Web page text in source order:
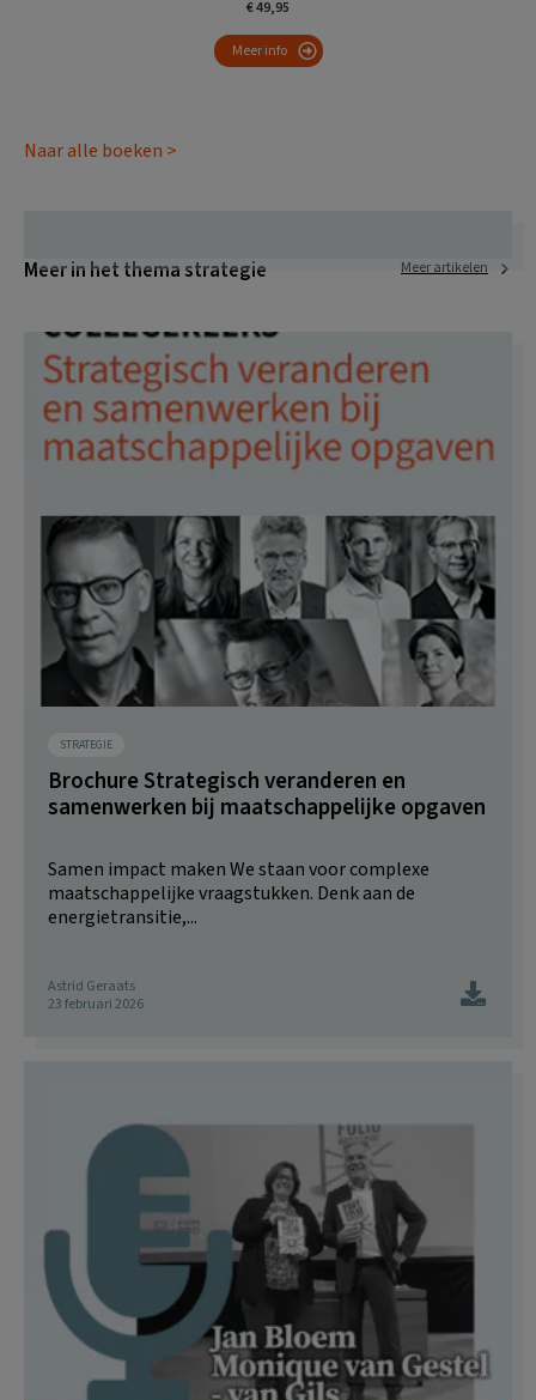
€ 49,95
Meer info
Naar alle boeken >
Meer in het thema strategie Meer artikelen
STRATEGIE
Brochure Strategisch veranderen en
samenwerken bij maatschappelijke opgaven
Samen impact maken We staan voor complexe
maatschappelijke vraagstukken. Denk aan de
energietransitie,...
Astrid Geraats
23 februari 2026